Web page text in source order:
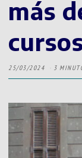
más
25/03/2024 3